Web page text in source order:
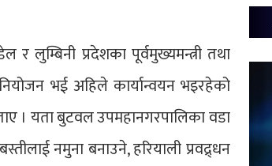
लुम्बिनी प्रदेशका पूर्वमुख्यमन्त्री तथा
भई अहिले कार्यान्वयन भइरहेको
। यता बुटवल उपमहानगरपालिका वडा
नमुना बनाउने, हरियाली प्रवद्र्धन